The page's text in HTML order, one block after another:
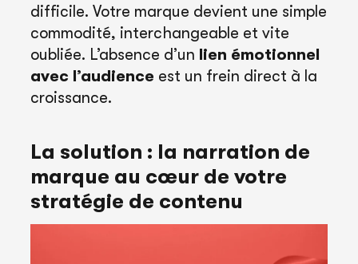
difficile. Votre marque devient une simple
commodité, interchangeable et vite
oubliée. L’absence d’un lien émotionnel
avec l’audience est un frein direct à la
croissance.
La solution : la narration de
marque au cœur de votre
stratégie de contenu